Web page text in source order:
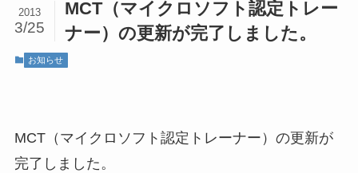
MCT（マイクロソフト認定トレー
ナー）の更新が完了しました。
2013
3/25
お知らせ
MCT（マイクロソフト認定トレーナー）の更新が
完了しました。